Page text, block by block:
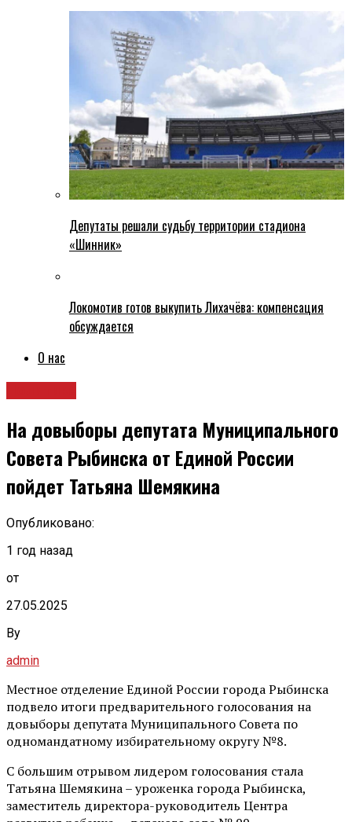
Депутаты решали судьбу территории стадиона
«Шинник»
Локомотив готов выкупить Лихачёва: компенсация
обсуждается
О нас
На довыборы депутата Муниципального
Совета Рыбинска от Единой России
пойдет Татьяна Шемякина
Опубликовано:
1 год назад
от
27.05.2025
By
admin
Местное отделение Единой России города Рыбинска
подвело итоги предварительного голосования на
довыборы депутата Муниципального Совета по
одномандатному избирательному округу №8.
С большим отрывом лидером голосования стала
Татьяна Шемякина – уроженка города Рыбинска,
заместитель директора-руководитель Центра